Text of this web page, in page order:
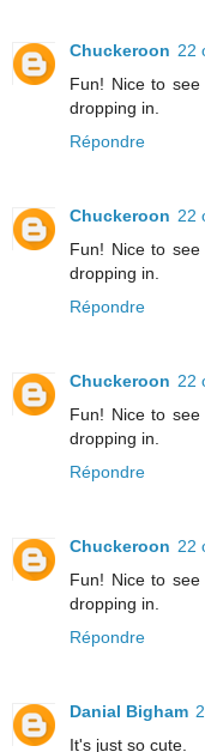
Chuckeroon 22
Fun! Nice to
dropping in.
Répondre
Chuckeroon 22
Fun! Nice to
dropping in.
Répondre
Chuckeroon 22
Fun! Nice to
dropping in.
Répondre
Chuckeroon 22
Fun! Nice to
dropping in.
Répondre
Danial Bigham
It's just so cute.